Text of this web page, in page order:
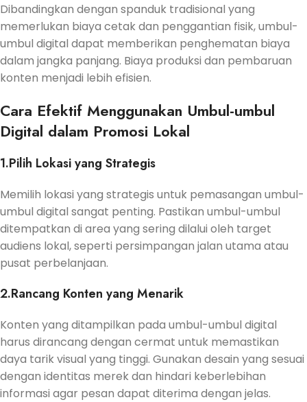
Dibandingkan dengan spanduk tradisional yang
memerlukan biaya cetak dan penggantian fisik, umbul-
umbul digital dapat memberikan penghematan biaya
dalam jangka panjang. Biaya produksi dan pembaruan
konten menjadi lebih efisien.
Cara Efektif Menggunakan Umbul-umbul
Digital dalam Promosi Lokal
1.Pilih Lokasi yang Strategis
Memilih lokasi yang strategis untuk pemasangan umbul-
umbul digital sangat penting. Pastikan umbul-umbul
ditempatkan di area yang sering dilalui oleh target
audiens lokal, seperti persimpangan jalan utama atau
pusat perbelanjaan.
2.Rancang Konten yang Menarik
Konten yang ditampilkan pada umbul-umbul digital
harus dirancang dengan cermat untuk memastikan
daya tarik visual yang tinggi. Gunakan desain yang sesuai
dengan identitas merek dan hindari keberlebihan
informasi agar pesan dapat diterima dengan jelas.